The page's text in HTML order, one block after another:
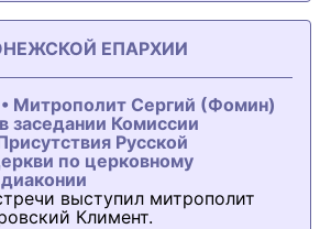
ЕПАРХИИ
Митрополит Сергий (Фомин)
заседании Комиссии
Русской
по церковному
выступил митрополит
Климент.